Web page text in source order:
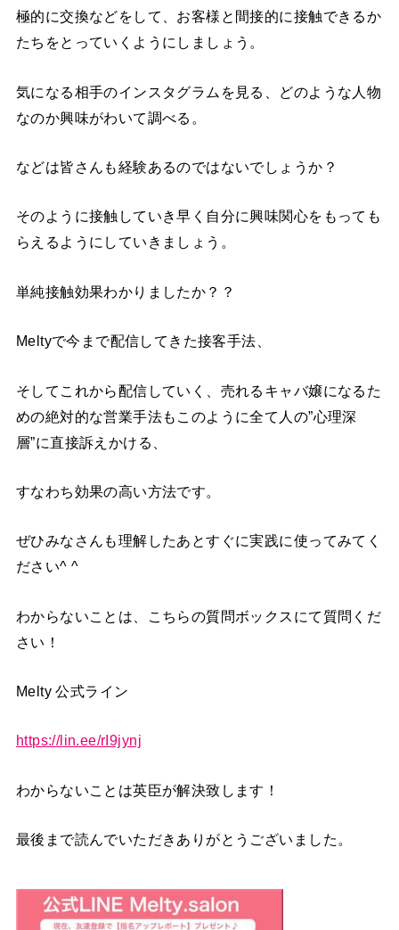
極的に交換などをして、お客様と間接的に接触できるか
たちをとっていくようにしましょう。
気になる相手のインスタグラムを見る、どのような人物
なのか興味がわいて調べる。
などは皆さんも経験あるのではないでしょうか？
そのように接触していき早く自分に興味関心をもっても
らえるようにしていきましょう。
単純接触効果わかりましたか？？
Meltyで今まで配信してきた接客手法、
そしてこれから配信していく、売れるキャバ嬢になるた
めの絶対的な営業手法もこのように全て人の”心理深
層”に直接訴えかける、
すなわち効果の高い方法です。
ぜひみなさんも理解したあとすぐに実践に使ってみてく
ださい^ ^
わからないことは、こちらの質問ボックスにて質問くだ
さい！
Melty 公式ライン
https://lin.ee/rI9jynj
わからないことは英臣が解決致します！
最後まで読んでいただきありがとうございました。